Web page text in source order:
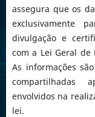
assegura que os
exclusivamente
divulgação e
com a Lei Geral de
As informações
compartilhadas
envolvidos na
lei.